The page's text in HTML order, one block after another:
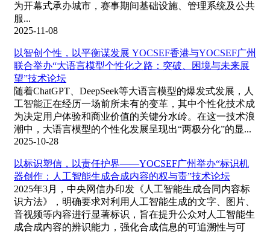
为开幕式承办城市，赛事期间基础设施、管理系统及公共
服...
2025-11-08
以智创个性，以平衡谋发展 YOCSEF香港与YOCSEF广州
联合举办“大语言模型个性化之路：突破、困境与未来展
望”技术论坛
随着ChatGPT、DeepSeek等大语言模型的爆发式发展，人
工智能正在经历一场前所未有的变革，其中个性化技术成
为决定用户体验和商业价值的关键分水岭。在这一技术浪
潮中，大语言模型的个性化发展呈现出“两极分化”的显...
2025-10-28
以标识塑信，以责任护界——YOCSEF广州举办“标识机
器创作：人工智能生成合成内容的权与责”技术论坛
2025年3月，中央网信办印发《人工智能生成合同内容标
识方法》，明确要求对利用人工智能生成的文字、图片、
音视频等内容进行显著标识，旨在提升公众对人工智能生
成合成内容的辨识能力，强化合成信息的可追溯性与可